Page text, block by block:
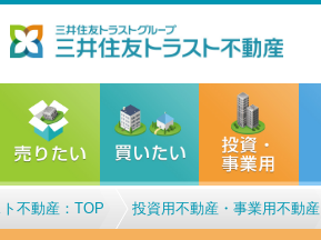
不動産：TOP 投資用不動産・事業用不動産